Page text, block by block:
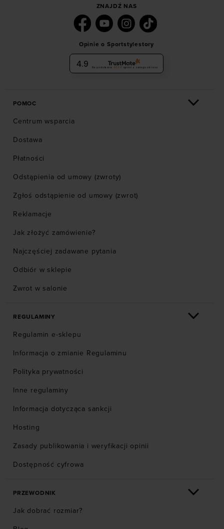
ZNAJDŹ NAS
Opinie o Sportstylestory
4.9 Na podstawie 6036 opinii z całego okresu
POMOC
Centrum wsparcia
Dostawa
Płatności
Odstąpienia od umowy (zwroty)
Zgłoś odstąpienie od umowy (zwrot)
Reklamacje
Jak złożyć zamówienie?
Najczęściej zadawane pytania
Odbiór w sklepie
Zwrot w salonie
REGULAMINY
Regulamin e-sklepu
Informacja o zmianie Regulaminu
Polityka prywatności
Inne regulaminy
Informacja dotycząca sankcji
Hosting
Zasady publikowania i weryfikacji opinii
Dostępność cyfrowa
PRZEWODNIK
Jak dobrać rozmiar?